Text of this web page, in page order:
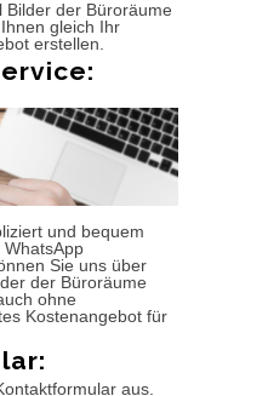
Bilder der Büroräume
gleich Ihr
erstellen.
und bequem
Sie uns über
der Büroräume
ohne
Kostenangebot für
aus.